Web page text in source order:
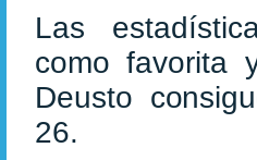
Las
como favorita
Deusto
26.